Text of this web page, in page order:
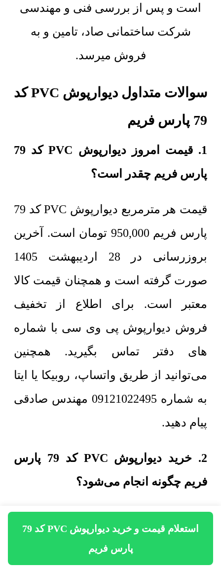
استعلام قیمت و خرید دیوارپوش PVC کد 79
پارس فریم
است و پس از بررسی فنی و مهندسی
شرکت ساختمانی صاد، تامین و به
فروش میرسد.
سوالات متداول دیوارپوش PVC کد
79 پارس فریم
1. قیمت امروز دیوارپوش PVC کد 79
پارس فریم چقدر است؟
قیمت هر مترمربع
دیوارپوش PVC کد 79
پارس فریم 950,000 تومان است. آخرین
بروزرسانی در 28 اردیبهشت 1405
صورت گرفته است و همچنان قیمت کالا
معتبر است. برای اطلاع از تخفیف
فروش دیوارپوش پی وی سی با شماره
های دفتر تماس بگیرید. همچنین
می‌توانید از طریق واتساپ، روبیکا یا ایتا
به شماره 09121022495 مهندس صادقی
پیام دهید.
2. خرید دیوارپوش PVC کد 79 پارس
فریم چگونه انجام می‌شود؟
فریم لازم است مقادیر مورد نیاز
دیوارپوش پی وی سی، نام خریدار و